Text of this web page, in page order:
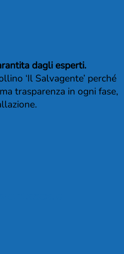
dagli esperti.
‘Il Salvagente’ perché
trasparenza in ogni fase,